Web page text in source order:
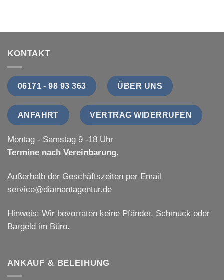
KONTAKT
06171 - 98 93 363 ÜBER UNS
ANFAHRT VERTRAG WIDERRUFEN
Montag - Samstag 9 -18 Uhr
Termine nach Vereinbarung.
Außerhalb der Geschäftszeiten per Email
service@diamantagentur.de
Hinweis: Wir bevorraten keine Pfänder, Schmuck oder
Bargeld im Büro.
ANKAUF & BELEIHUNG